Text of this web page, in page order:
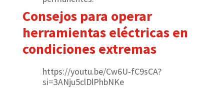
Consejos para operar
herramientas eléctricas en
condiciones extremas
https://youtu.be/Cw6U-fC9sCA?
si=3ANju5clDlPhbNKe